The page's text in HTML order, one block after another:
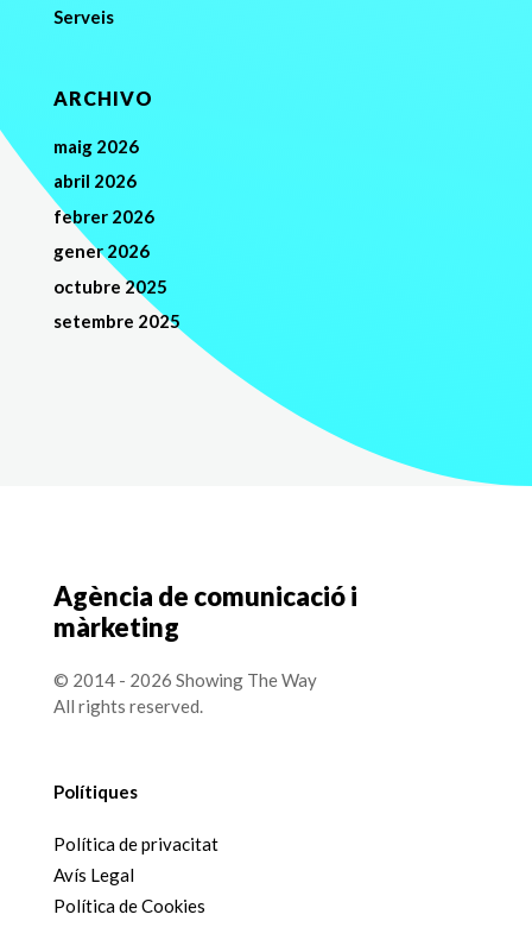
Serveis
ARCHIVO
maig 2026
abril 2026
febrer 2026
gener 2026
octubre 2025
setembre 2025
Agència de comunicació i
màrketing
© 2014 - 2026 Showing The Way
All rights reserved.
Polítiques
Política de privacitat
Avís Legal
Política de Cookies